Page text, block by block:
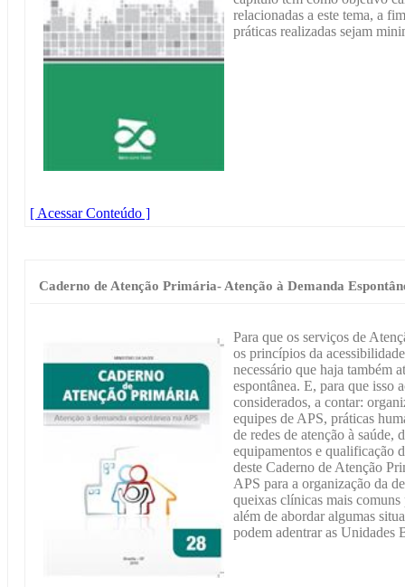
relacionadas a este tema, a
práticas realizadas sejam
[ Acessar Conteúdo ]
Caderno de Atenção Primária- Atenção à Demanda
Para que os serviços de
os princípios da
necessário que haja também
espontânea. E, para que isso
considerados, a contar:
equipes de APS, práticas
de redes de atenção à
equipamentos e qualificação
deste Caderno de Atenção
APS para a organização da
queixas clínicas mais comuns
além de abordar algumas
podem adentrar as Unidades